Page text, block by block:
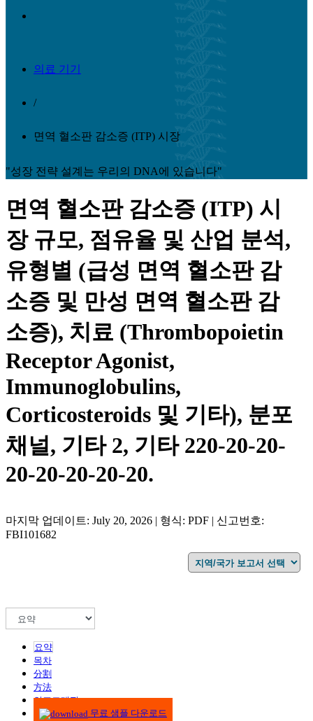
의료 기기
/
면역 혈소판 감소증 (ITP) 시장
"성장 전략 설계는 우리의 DNA에 있습니다"
면역 혈소판 감소증 (ITP) 시
장 규모, 점유율 및 산업 분석,
유형별 (급성 면역 혈소판 감
소증 및 만성 면역 혈소판 감
소증), 치료 (Thrombopoietin
Receptor Agonist,
Immunoglobulins,
Corticosteroids 및 기타), 분포
채널, 기타 2, 기타 220-20-20-
20-20-20-20-20.
마지막 업데이트: July 20, 2026 | 형식: PDF | 신고번호:
FBI101682
요약
목차
分割
方法
인포그래픽
무료 샘플 다운로드